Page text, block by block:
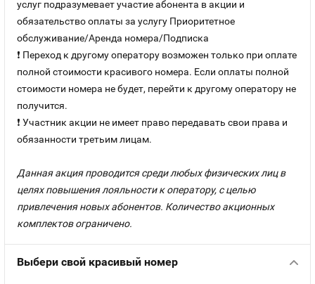
услуг подразумевает участие абонента в акции и
обязательство оплаты за услугу Приоритетное
обслуживание/Аренда номера/Подписка
❗ Переход к другому оператору возможен только при оплате
полной стоимости красивого номера. Если оплаты полной
стоимости номера не будет, перейти к другому оператору не
получится.
❗ Участник акции не имеет право передавать свои права и
обязанности третьим лицам.
Данная акция проводится среди любых физических лиц в
целях повышения лояльности к оператору, с целью
привлечения новых абонентов. Количество акционных
комплектов ограничено.
Выбери свой красивый номер